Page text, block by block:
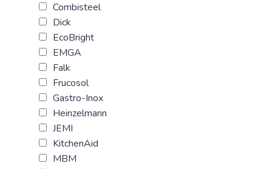
Combisteel
Dick
EcoBright
EMGA
Falk
Frucosol
Gastro-Inox
Heinzelmann
JEMI
KitchenAid
MBM